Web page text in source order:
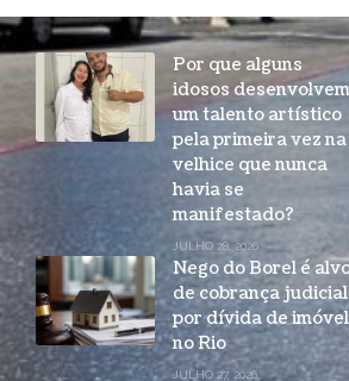
Por que alguns
idosos desenvolvem
um talento artístico
pela primeira vez na
velhice que nunca
havia se
manifestado?
JULHO 28, 2026
Nego do Borel é
de cobrança judicial
por dívida de imóvel
no Rio
JULHO 27, 2026